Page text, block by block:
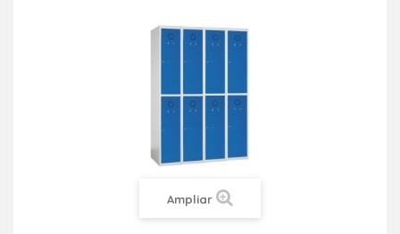
Ampliar